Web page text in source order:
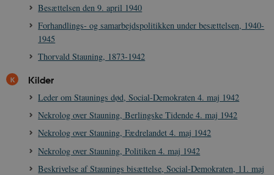
Besættelsen den 9. april 1940
Forhandlings- og samarbejdspolitikken under besættelsen, 1940-
1945
Thorvald Stauning, 1873-1942
Kilder
Leder om Staunings død, Social-Demokraten 4. maj 1942
Nekrolog over Stauning, Berlingske Tidende 4. maj 1942
Nekrolog over Stauning, Fædrelandet 4. maj 1942
Nekrolog over Stauning, Politiken 4. maj 1942
Beskrivelse af Staunings bisættelse, Social-Demokraten, 11. maj
be_typo_user
TYPO3 Association
.danmarkshistorien.dk
sp_t
Spotify Inc.